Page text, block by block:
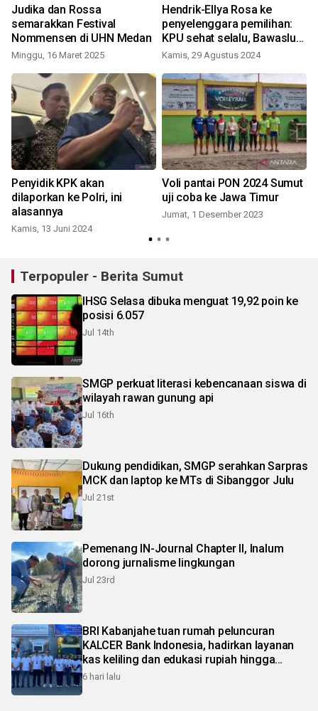
Judika dan Rossa
semarakkan Festival
Nommensen di UHN Medan
Minggu, 16 Maret 2025
Hendrik-Ellya Rosa ke
penyelenggara pemilihan:
KPU sehat selalu, Bawaslu
netral
Kamis, 29 Agustus 2024
Penyidik KPK akan
dilaporkan ke Polri, ini
alasannya
Kamis, 13 Juni 2024
Voli pantai PON 2024 Sumut
uji coba ke Jawa Timur
Jumat, 1 Desember 2023
Terpopuler - Berita Sumut
IHSG Selasa dibuka menguat 19,92 poin ke
posisi 6.057
Jul 14th
SMGP perkuat literasi kebencanaan siswa di
wilayah rawan gunung api
Jul 16th
Dukung pendidikan, SMGP serahkan Sarpras
MCK dan laptop ke MTs di Sibanggor Julu
Jul 21st
Pemenang IN-Journal Chapter II, Inalum
dorong jurnalisme lingkungan
Jul 23rd
BRI Kabanjahe tuan rumah peluncuran
KALCER Bank Indonesia, hadirkan layanan
kas keliling dan edukasi rupiah hingga
pelosok Karo
6 hari lalu